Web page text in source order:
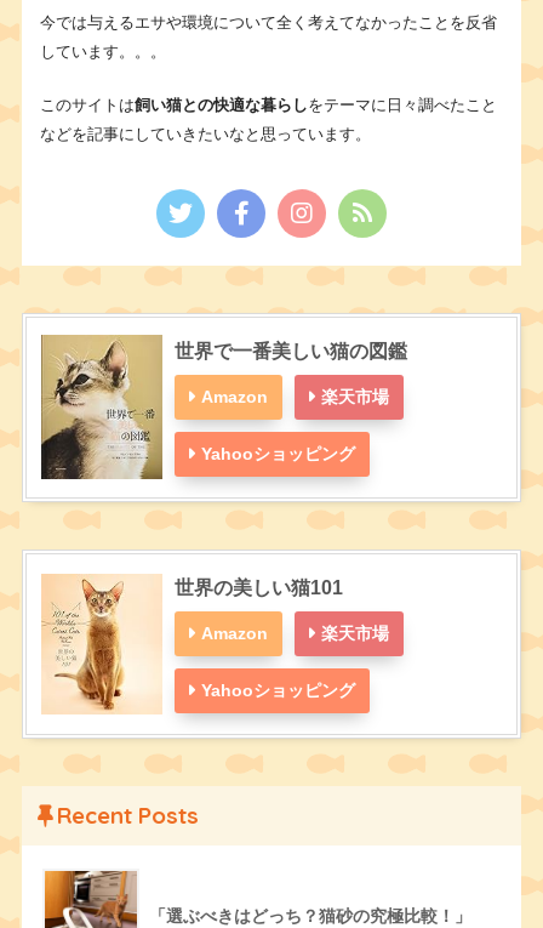
今では与えるエサや環境について全く考えてなかったことを反省
しています。。。
このサイトは飼い猫との快適な暮らしをテーマに日々調べたこと
などを記事にしていきたいなと思っています。
世界で一番美しい猫の図鑑
Amazon 楽天市場
Yahooショッピング
世界の美しい猫101
Amazon 楽天市場
Yahooショッピング
Recent Posts
「選ぶべきはどっち？猫砂の究極比較！」